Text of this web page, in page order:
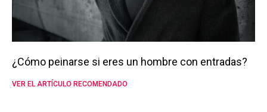
¿Cómo peinarse si eres un hombre con entradas?
VER EL ARTÍCULO RECOMENDADO